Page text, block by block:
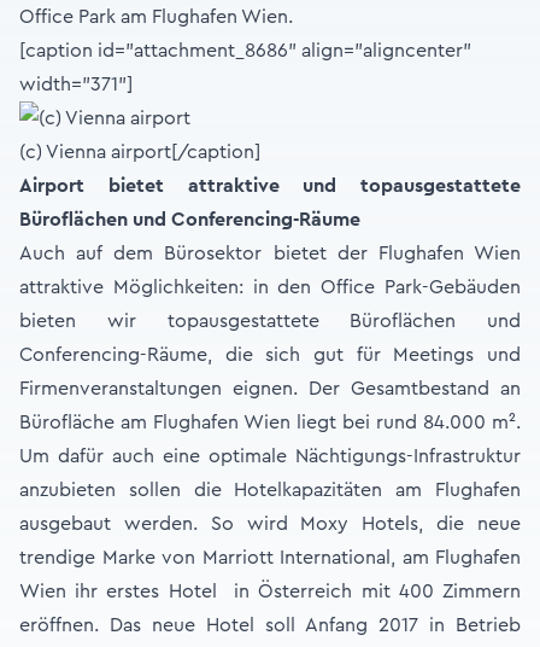
Office Park am Flughafen Wien.
[caption id="attachment_8686" align="aligncenter"
width="371"]
(c) Vienna airport[/caption]
Airport bietet attraktive und topausgestattete
Büroflächen und Conferencing-Räume
Auch auf dem Bürosektor bietet der Flughafen Wien
attraktive Möglichkeiten: in den Office Park-Gebäuden
bieten wir topausgestattete Büroflächen und
Conferencing-Räume, die sich gut für Meetings und
Firmenveranstaltungen eignen. Der Gesamtbestand an
Bürofläche am Flughafen Wien liegt bei rund 84.000 m².
Um dafür auch eine optimale Nächtigungs-Infrastruktur
anzubieten sollen die Hotelkapazitäten am Flughafen
ausgebaut werden. So wird Moxy Hotels, die neue
trendige Marke von Marriott International, am Flughafen
Wien ihr erstes Hotel in Österreich mit 400 Zimmern
eröffnen. Das neue Hotel soll Anfang 2017 in Betrieb